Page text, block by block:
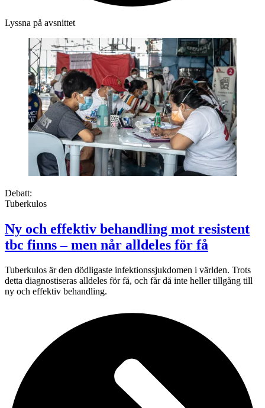
Lyssna på avsnittet
Debatt:
Tuberkulos
Ny och effektiv behandling mot resistent
tbc finns – men når alldeles för få
Tuberkulos är den dödligaste infektionssjukdomen i världen. Trots
detta diagnostiseras alldeles för få, och får då inte heller tillgång till
ny och effektiv behandling.